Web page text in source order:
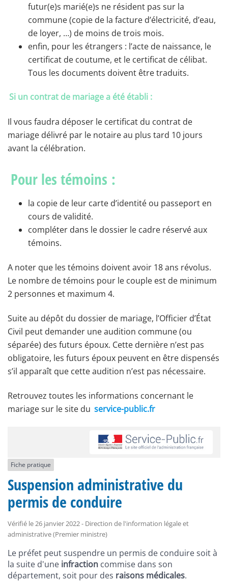
futur(e)s marié(e)s ne résident pas sur la
commune (copie de la facture d’électricité, d’eau,
de loyer, …) de moins de trois mois.
enfin, pour les étrangers : l’acte de naissance, le
certificat de coutume, et le certificat de célibat.
Tous les documents doivent être traduits.
Si un contrat de mariage a été établi :
Il vous faudra déposer le certificat du contrat de
mariage délivré par le notaire au plus tard 10 jours
avant la célébration.
Pour les témoins :
la copie de leur carte d’identité ou passeport en
cours de validité.
compléter dans le dossier le cadre réservé aux
témoins.
A noter que les témoins doivent avoir 18 ans révolus.
Le nombre de témoins pour le couple est de minimum
2 personnes et maximum 4.
Suite au dépôt du dossier de mariage, l’Officier d’État
Civil peut demander une audition commune (ou
séparée) des futurs époux. Cette dernière n’est pas
obligatoire, les futurs époux peuvent en être dispensés
s’il apparaît que cette audition n’est pas nécessaire.
Retrouvez toutes les informations concernant le
mariage sur le site du service-public.fr
Fiche pratique
Suspension administrative du
permis de conduire
Vérifié le 26 janvier 2022 - Direction de l'information légale et
administrative (Premier ministre)
Le préfet peut suspendre un permis de conduire soit à
la suite d'une infraction commise dans son
département, soit pour des raisons médicales.